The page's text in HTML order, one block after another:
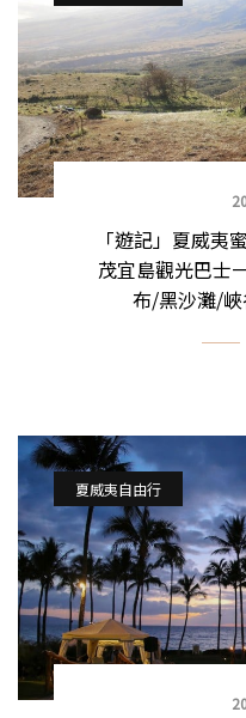
「遊記」夏威夷
茂宜島觀光巴士
布/黑沙灘/
夏威夷自由行